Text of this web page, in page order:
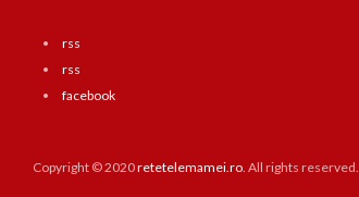
rss
rss
facebook
Copyright © 2020retetelemamei.ro. All rights reserved.